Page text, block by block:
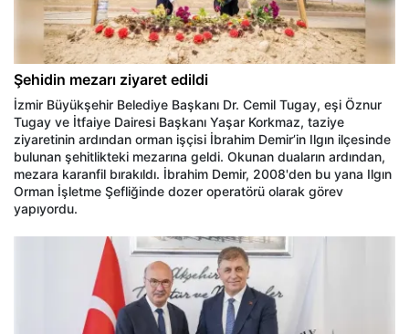
Şehidin mezarı ziyaret edildi
İzmir Büyükşehir Belediye Başkanı Dr. Cemil Tugay, eşi Öznur
Tugay ve İtfaiye Dairesi Başkanı Yaşar Korkmaz, taziye
ziyaretinin ardından orman işçisi İbrahim Demir’in Ilgın ilçesinde
bulunan şehitlikteki mezarına geldi. Okunan duaların ardından,
mezara karanfil bırakıldı. İbrahim Demir, 2008'den bu yana Ilgın
Orman İşletme Şefliğinde dozer operatörü olarak görev
yapıyordu.